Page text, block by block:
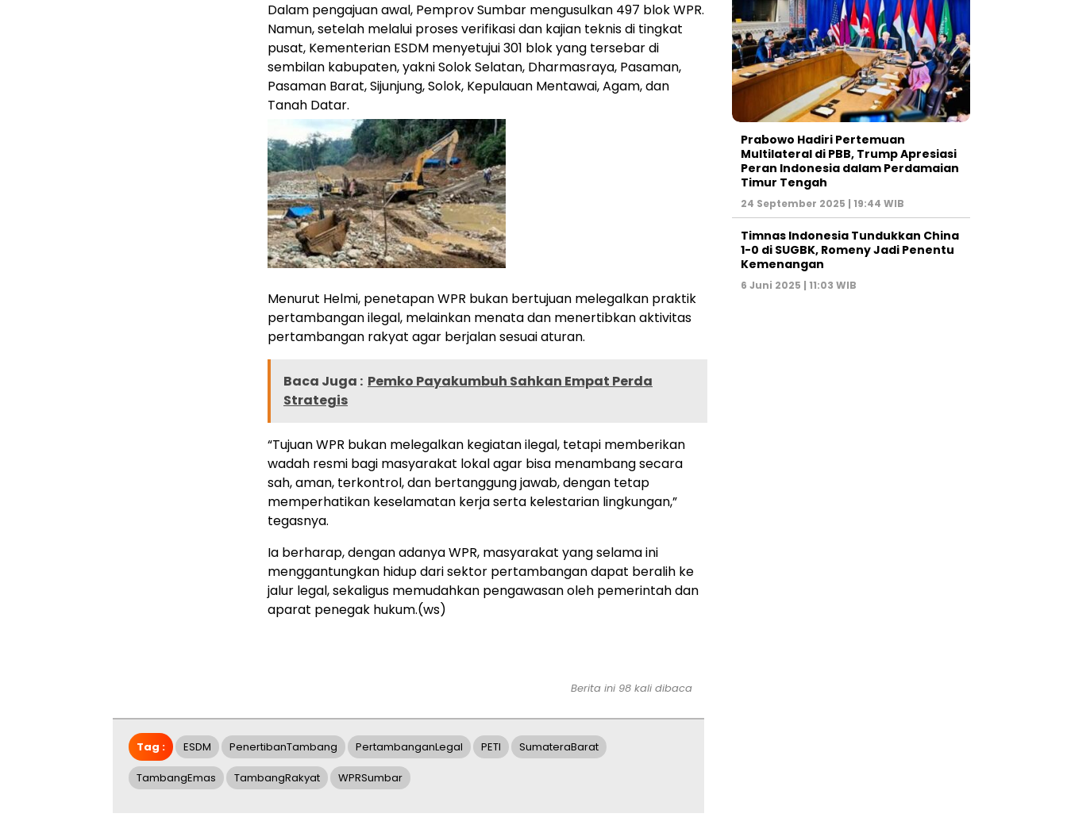
Dalam pengajuan awal, Pemprov Sumbar mengusulkan 497 blok WPR.
Namun, setelah melalui proses verifikasi dan kajian teknis di tingkat
pusat, Kementerian ESDM menyetujui 301 blok yang tersebar di
sembilan kabupaten, yakni Solok Selatan, Dharmasraya, Pasaman,
Pasaman Barat, Sijunjung, Solok, Kepulauan Mentawai, Agam, dan
Tanah Datar.
Menurut Helmi, penetapan WPR bukan bertujuan melegalkan praktik
pertambangan ilegal, melainkan menata dan menertibkan aktivitas
pertambangan rakyat agar berjalan sesuai aturan.
Baca Juga : Pemko Payakumbuh Sahkan Empat Perda
Strategis
“Tujuan WPR bukan melegalkan kegiatan ilegal, tetapi memberikan
wadah resmi bagi masyarakat lokal agar bisa menambang secara
sah, aman, terkontrol, dan bertanggung jawab, dengan tetap
memperhatikan keselamatan kerja serta kelestarian lingkungan,”
tegasnya.
Ia berharap, dengan adanya WPR, masyarakat yang selama ini
menggantungkan hidup dari sektor pertambangan dapat beralih ke
jalur legal, sekaligus memudahkan pengawasan oleh pemerintah dan
aparat penegak hukum.(ws)
Berita ini 98 kali dibaca
Tag : ESDM PenertibanTambang PertambanganLegal PETI SumateraBarat
TambangEmas TambangRakyat WPRSumbar
Prabowo Hadiri Pertemuan
Multilateral di PBB, Trump Apresiasi
Peran Indonesia dalam Perdamaian
Timur Tengah
24 September 2025 | 19:44 WIB
Timnas Indonesia Tundukkan China
1-0 di SUGBK, Romeny Jadi Penentu
Kemenangan
6 Juni 2025 | 11:03 WIB